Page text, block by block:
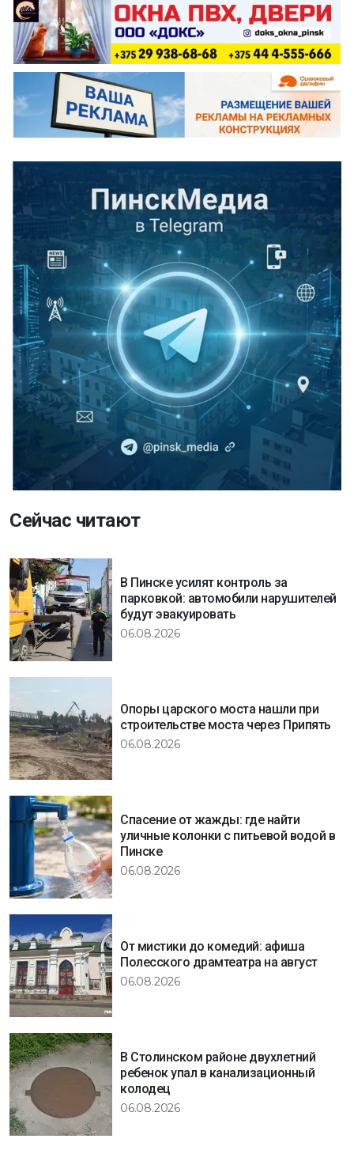
Сейчас читают
В Пинске усилят контроль за
парковкой: автомобили нарушителей
будут эвакуировать
06.08.2026
Опоры царского моста нашли при
строительстве моста через Припять
06.08.2026
Спасение от жажды: где найти
уличные колонки с питьевой водой в
Пинске
06.08.2026
От мистики до комедий: афиша
Полесского драмтеатра на август
06.08.2026
В Столинском районе двухлетний
ребенок упал в канализационный
колодец
06.08.2026